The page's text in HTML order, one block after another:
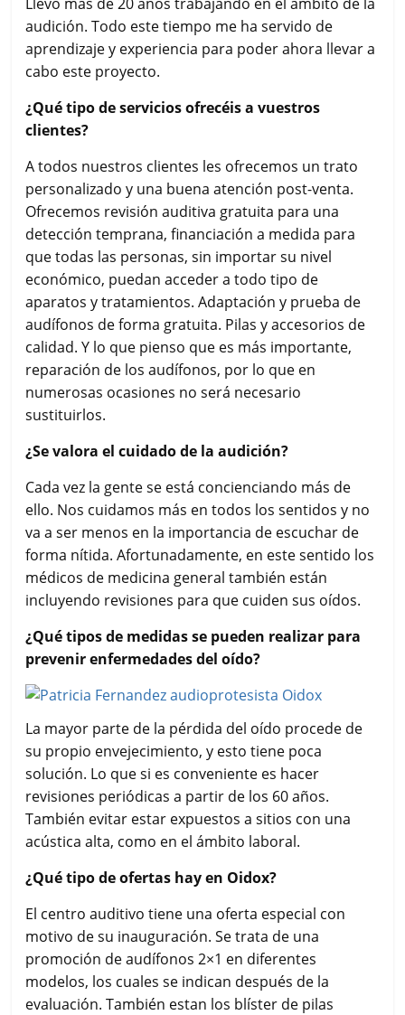
audición. Todo este tiempo me ha servido de
aprendizaje y experiencia para poder ahora llevar a
cabo este proyecto.
¿Qué tipo de servicios ofrecéis a vuestros
clientes?
A todos nuestros clientes les ofrecemos un trato
personalizado y una buena atención post-venta.
Ofrecemos revisión auditiva gratuita para una
detección temprana, financiación a medida para
que todas las personas, sin importar su nivel
económico, puedan acceder a todo tipo de
aparatos y tratamientos. Adaptación y prueba de
audífonos de forma gratuita. Pilas y accesorios de
calidad. Y lo que pienso que es más importante,
reparación de los audífonos, por lo que en
numerosas ocasiones no será necesario
sustituirlos.
¿Se valora el cuidado de la audición?
Cada vez la gente se está concienciando más de
ello. Nos cuidamos más en todos los sentidos y no
va a ser menos en la importancia de escuchar de
forma nítida. Afortunadamente, en este sentido los
médicos de medicina general también están
incluyendo revisiones para que cuiden sus oídos.
¿Qué tipos de medidas se pueden realizar para
prevenir enfermedades del oído?
La mayor parte de la pérdida del oído procede de
su propio envejecimiento, y esto tiene poca
solución. Lo que si es conveniente es hacer
revisiones periódicas a partir de los 60 años.
También evitar estar expuestos a sitios con una
acústica alta, como en el ámbito laboral.
¿Qué tipo de ofertas hay en Oidox?
El centro auditivo tiene una oferta especial con
motivo de su inauguración. Se trata de una
promoción de audífonos 2×1 en diferentes
modelos, los cuales se indican después de la
evaluación. También estan los blíster de pilas